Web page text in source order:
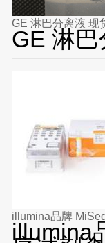
GE 淋巴分离液 现
GE 淋
illumina品牌
illumina